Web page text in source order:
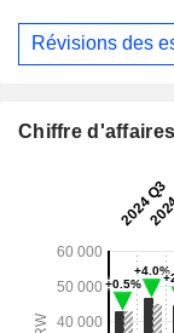
Révisions des
Chiffre